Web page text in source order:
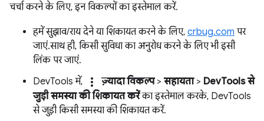
चर्चा करने के लिए, इन विकल्पों का इस्तेमाल करें.
हमें सुझाव/राय देने या शिकायत करने के लिए, crbug.com पर
जाएं. साथ ही, किसी सुविधा का अनुरोध करने के लिए भी इसी
लिंक पर जाएं.
DevTools में,
more_vert ज़्यादा विकल्प> सहायता> DevTools से
जुड़ी समस्या की शिकायत करेंका इस्तेमाल करके, DevTools
से जुड़ी किसी समस्या की शिकायत करें.